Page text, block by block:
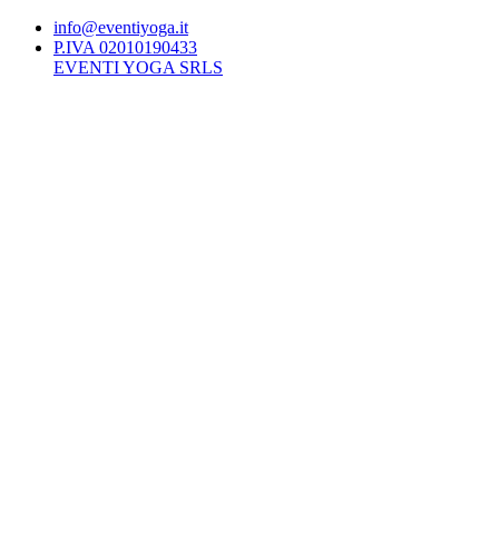
info@eventiyoga.it
P.IVA 02010190433
EVENTI YOGA SRLS